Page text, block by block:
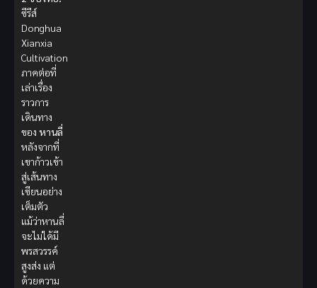
ซีรีส์
Donghua
Xianxia
Cultivation
ภาคต่อที่
เล่าเรื่อง
ราวการ
เดินทาง
ของ หานลี่
หลังจากที่
เขาก้าวเข้า
สู่เส้นทาง
เซียนอย่าง
เต็มตัว
แม้ว่าหานลี่
จะไม่ได้มี
พรสวรรค์
สูงส่ง แต่
ด้วยความ